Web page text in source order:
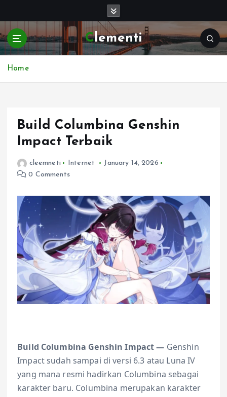
p
t
Clementi
Home
Build Columbina Genshin
Impact Terbaik
cleemneti Internet
January 14, 2026
0 Comments
Build Columbina Genshin Impact — Genshin
Impact sudah sampai di versi 6.3 atau Luna IV
yang mana resmi hadirkan Columbina sebagai
karakter baru. Columbina merupakan karakter